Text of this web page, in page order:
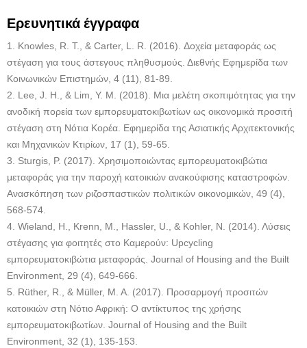
Ερευνητικά έγγραφα
1. Knowles, R. Τ., & Carter, L. R. (2016). Δοχεία μεταφοράς ως
στέγαση για τους άστεγους πληθυσμούς. Διεθνής Εφημερίδα των
Κοινωνικών Επιστημών, 4 (11), 81-89.
2. Lee, J. Η., & Lim, Υ. Μ. (2018). Μια μελέτη σκοπιμότητας για την
ανοδική πορεία των εμπορευματοκιβωτίων ως οικονομικά προσιτή
στέγαση στη Νότια Κορέα. Εφημερίδα της Ασιατικής Αρχιτεκτονικής
και Μηχανικών Κτιρίων, 17 (1), 59-65.
3. Sturgis, Ρ. (2017). Χρησιμοποιώντας εμπορευματοκιβώτια
μεταφοράς για την παροχή κατοικιών ανακούφισης καταστροφών.
Ανασκόπηση των ριζοσπαστικών πολιτικών οικονομικών, 49 (4),
568-574.
4. Wieland, Η., Krenn, Μ., Hassler, U., & Kohler, Ν. (2014). Λύσεις
στέγασης για φοιτητές στο Καμερούν: Upcycling
εμπορευματοκιβώτια μεταφοράς. Journal of Housing and the Built
Environment, 29 (4), 649-666.
5. Rüther, R., & Müller, Μ. Α. (2017). Προσαρμογή προσιτών
κατοικιών στη Νότιο Αφρική: Ο αντίκτυπος της χρήσης
εμπορευματοκιβωτίων. Journal of Housing and the Built
Environment, 32 (1), 135-153.